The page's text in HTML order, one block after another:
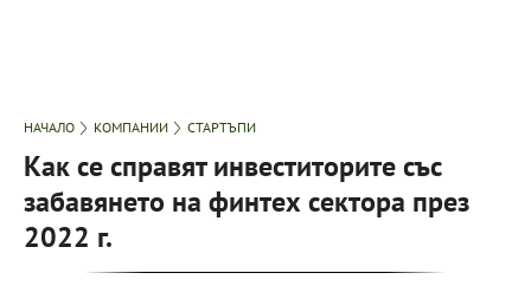
НАЧАЛО КОМПАНИИ СТАРТЪПИ
Как се справят инвеститорите със
забавянето на финтех сектора през
2022 г.